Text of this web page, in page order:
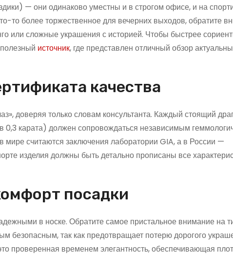
— они одинаково уместны и в строгом офисе, и на
то более торжественное для вечерних выходов, обратите
или сложные украшения с историей. Чтобы быстрее
источник, где представлен отличный обзор
качества
доверяя только словам консультанта. Каждый стоящий
0,3 карата) должен сопровождаться независимым
считаются заключения лаборатории GIA, а в России —
изделия должны быть детально прописаны все
посадки
в носке. Обратите самое пристальное внимание на
безопасным, так как предотвращает потерю дорогого
проверенная временем элегантность, обеспечивающая